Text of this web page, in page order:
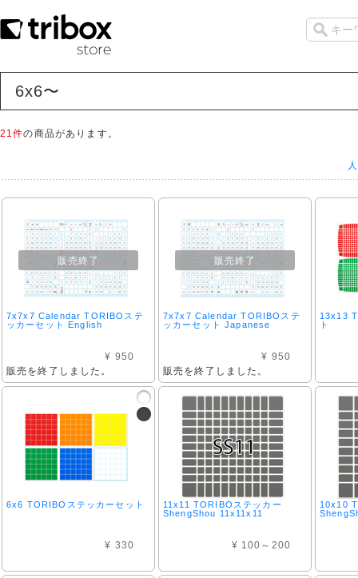
6x6〜
21件の商品があります。
販売終了
7x7x7 Calendar TORIBOステ
ッカーセット English
¥ 950
販売を終了しました。
販売終了
7x7x7 Calendar TORIBOステ
ッカーセット Japanese
¥ 950
販売を終了しました。
13x13
ト
6x6 TORIBOステッカーセット
¥ 330
11x11 TORIBOステッカー
ShengShou 11x11x11
¥ 100～200
10x10